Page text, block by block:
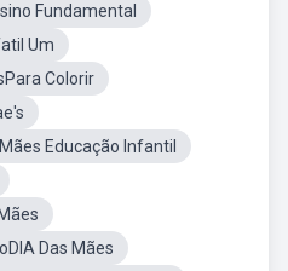
Fundamental
Um
Colorir
Educação Infantil
Das Mães